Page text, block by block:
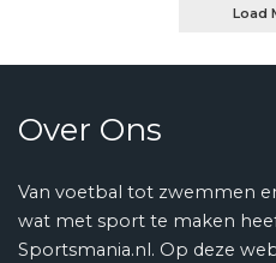
Load
Over Ons
Van voetbal tot zwemmen
wat met sport te maken
Sportsmania.nl. Op deze